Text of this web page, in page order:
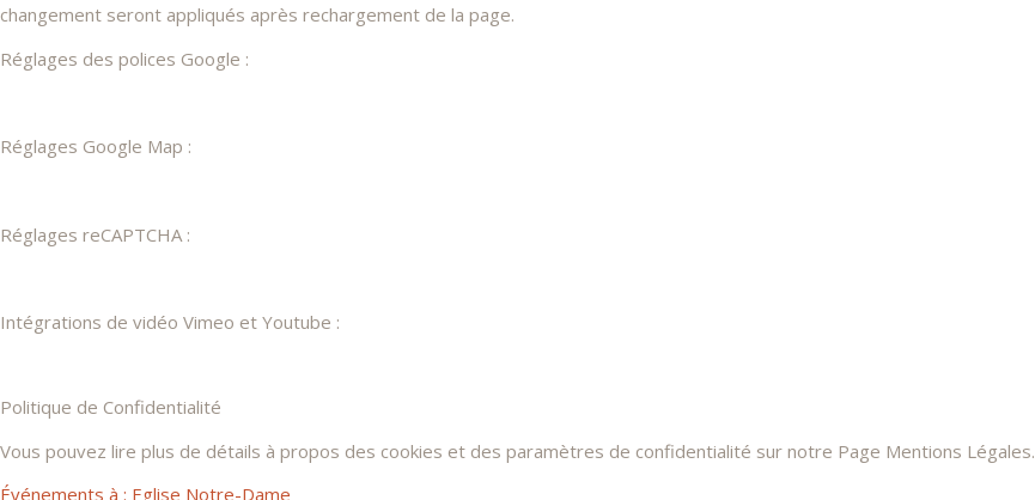
changement seront appliqués après rechargement de la page.
Réglages des polices Google :
Réglages Google Map :
Réglages reCAPTCHA :
Intégrations de vidéo Vimeo et Youtube :
Politique de Confidentialité
Vous pouvez lire plus de détails à propos des cookies et des paramètres de confidentialité sur notre Page Mentions Légales.
Événements à : Eglise Notre-Dame